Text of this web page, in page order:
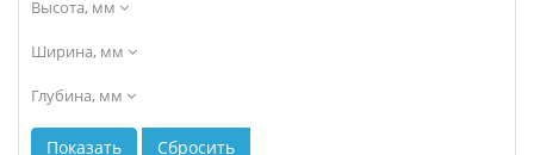
Высота, мм
Ширина, мм
Глубина, мм